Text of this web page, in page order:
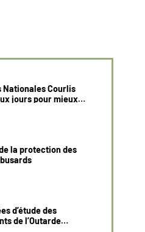
Nationales Courlis
jours pour mieux
la protection des
d’étude des
de l’Outarde